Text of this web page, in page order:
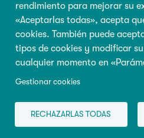
rendimiento para mejorar su
«Aceptarlas todas», acepta
cookies. También puede
tipos de cookies y modificar
cualquier momento en
Gestionar cookies
RECHAZARLAS TODAS
Nombre de pila
Inscribirse
utilización|Gestionar cookies